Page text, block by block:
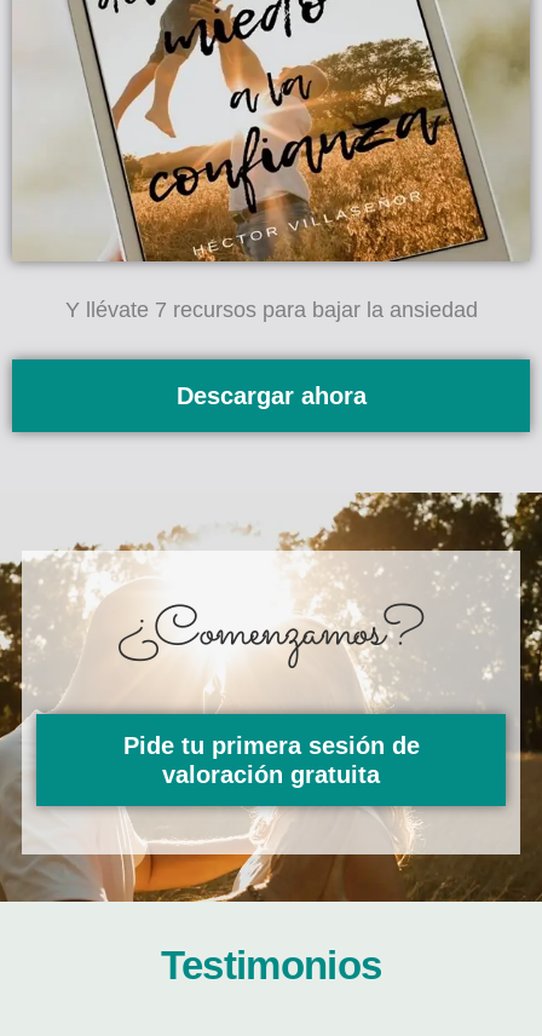
Y llévate 7 recursos para bajar la ansiedad
Descargar ahora
¿Comenzamos?
Pide tu primera sesión de
valoración gratuita
Testimonios